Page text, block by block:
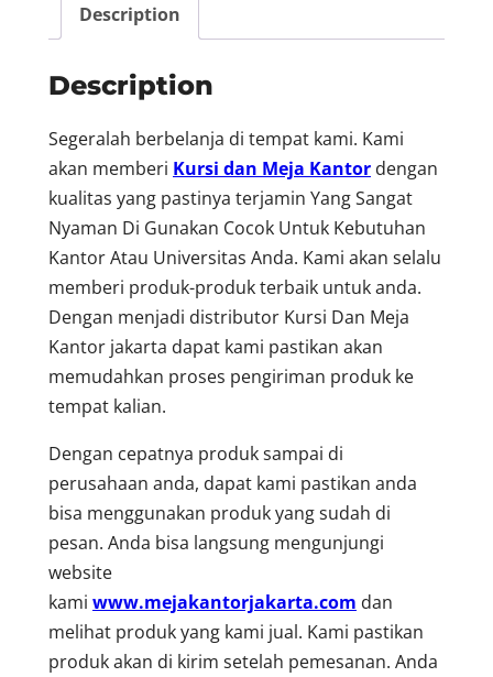
Description
Description
Segeralah berbelanja di tempat kami. Kami
akan memberi Kursi dan Meja Kantor dengan
kualitas yang pastinya terjamin Yang Sangat
Nyaman Di Gunakan Cocok Untuk Kebutuhan
Kantor Atau Universitas Anda. Kami akan selalu
memberi produk-produk terbaik untuk anda.
Dengan menjadi distributor Kursi Dan Meja
Kantor jakarta dapat kami pastikan akan
memudahkan proses pengiriman produk ke
tempat kalian.
Dengan cepatnya produk sampai di
perusahaan anda, dapat kami pastikan anda
bisa menggunakan produk yang sudah di
pesan. Anda bisa langsung mengunjungi
website
kami www.mejakantorjakarta.com dan
melihat produk yang kami jual. Kami pastikan
produk akan di kirim setelah pemesanan. Anda